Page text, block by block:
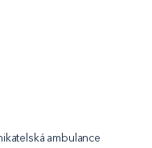
ambulance